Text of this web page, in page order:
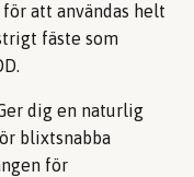
att användas helt
fäste som
dig en naturlig
blixtsnabba
för